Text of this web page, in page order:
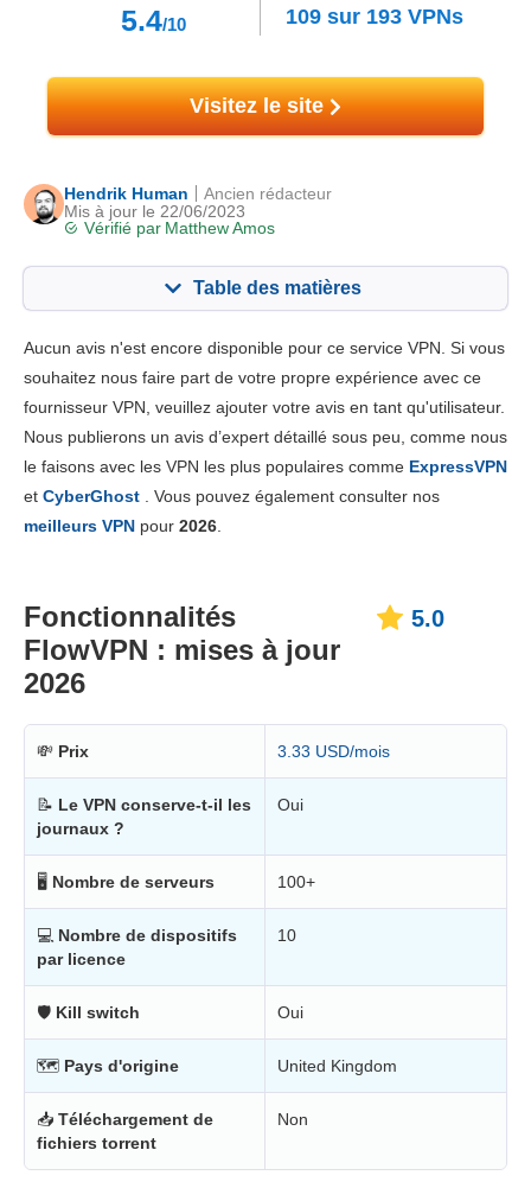
5.4/10
109 sur 193VPNs
Visitez le site
Hendrik Human
Mis à jour le 22/06/2023
Vérifié par Matthew Amos
Ancien rédacteur
Table des matières
Fonctionnalités principales 5.0
Installation et Apps 8.5
Fiabilité & support 4.0
Aucun avis n'est encore disponible pour ce service VPN. Si vous
souhaitez nous faire part de votre propre expérience avec ce
fournisseur VPN, veuillez ajouter votre avis en tant qu'utilisateur.
Nous publierons un avis d’expert détaillé sous peu, comme nous
le faisons avec les VPN les plus populaires comme ExpressVPN
et CyberGhost . Vous pouvez également consulter nos
meilleurs VPN pour 2026.
Fonctionnalités
FlowVPN : mises à jour
2026
5.0
💸 Prix 3.33 USD/mois
📝 Le VPN conserve-t-il les
journaux ?
Oui
🖥 Nombre de serveurs 100+
💻 Nombre de dispositifs
par licence
10
🛡 Kill switch Oui
🗺 Pays d'origine United Kingdom
📥 Téléchargement de
fichiers torrent
Non